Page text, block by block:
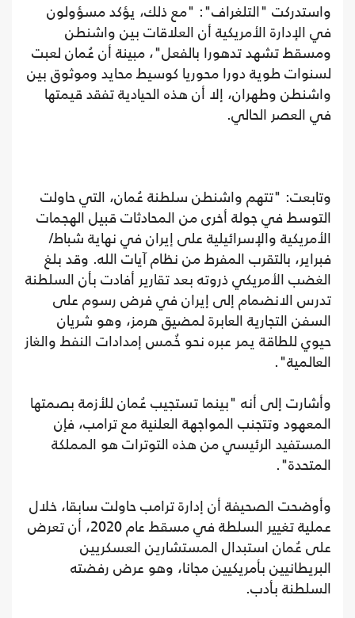
واستدركت "التلغراف": "مع ذلك، يؤكد مسؤولون
في الإدارة الأمريكية أن العلاقات بين واشنطن
ومسقط تشهد تدهورا بالفعل"، مبينة أن عُمان لعبت
لسنوات طوية دورا محوريا كوسيط محايد وموثوق بين
واشنطن وطهران، إلا أن هذه الحيادية تفقد قيمتها
في العصر الحالي.
وتابعت: "تتهم واشنطن سلطنة عُمان، التي حاولت
التوسط في جولة أخرى من المحادثات قبيل الهجمات
الأمريكية والإسرائيلية على إيران في نهاية شباط/
فبراير، بالتقرب المفرط من نظام آيات الله. وقد بلغ
الغضب الأمريكي ذروته بعد تقارير أفادت بأن السلطنة
تدرس الانضمام إلى إيران في فرض رسوم على
السفن التجارية العابرة لمضيق هرمز، وهو شريان
حيوي للطاقة يمر عبره نحو خُمس إمدادات النفط والغاز
العالمية".
وأشارت إلى أنه "بينما تستجيب عُمان للأزمة بصمتها
المعهود وتتجنب المواجهة العلنية مع ترامب، فإن
المستفيد الرئيسي من هذه التوترات هو المملكة
المتحدة".
وأوضحت الصحيفة أن إدارة ترامب حاولت سابقا، خلال
عملية تغيير السلطة في مسقط عام 2020، أن تعرض
على عُمان استبدال المستشارين العسكريين
البريطانيين بأمريكيين مجانا، وهو عرض رفضته
السلطنة بأدب.